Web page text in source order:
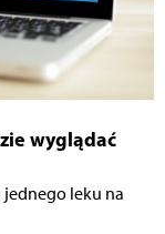
wyglądać
jednego leku na